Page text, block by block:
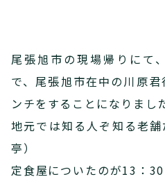
尾張旭市の現場帰りにて
で、尾張旭市在中の川原
ンチをすることになりまし
地元では知る人ぞ知る老
亭）
定食屋についたのが13：